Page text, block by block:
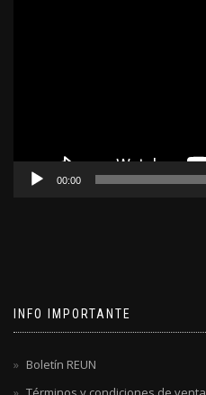
00:00
INFO IMPORTANTE
Boletín REUN